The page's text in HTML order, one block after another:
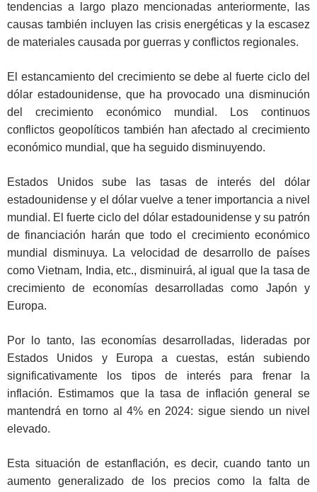
tendencias a largo plazo mencionadas anteriormente, las
causas también incluyen las crisis energéticas y la escasez
de materiales causada por guerras y conflictos regionales.
El estancamiento del crecimiento se debe al fuerte ciclo del
dólar estadounidense, que ha provocado una disminución
del crecimiento económico mundial. Los continuos
conflictos geopolíticos también han afectado al crecimiento
económico mundial, que ha seguido disminuyendo.
Estados Unidos sube las tasas de interés del dólar
estadounidense y el dólar vuelve a tener importancia a nivel
mundial. El fuerte ciclo del dólar estadounidense y su patrón
de financiación harán que todo el crecimiento económico
mundial disminuya. La velocidad de desarrollo de países
como Vietnam, India, etc., disminuirá, al igual que la tasa de
crecimiento de economías desarrolladas como Japón y
Europa.
Por lo tanto, las economías desarrolladas, lideradas por
Estados Unidos y Europa a cuestas, están subiendo
significativamente los tipos de interés para frenar la
inflación. Estimamos que la tasa de inflación general se
mantendrá en torno al 4% en 2024: sigue siendo un nivel
elevado.
Esta situación de estanflación, es decir, cuando tanto un
aumento generalizado de los precios como la falta de